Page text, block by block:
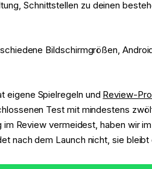
Schnittstellen zu deinen
Bildschirmgrößen,
eigene Spielregeln und Review-
Test mit mindestens
im Review vermeidest, haben wir
nach dem Launch nicht, sie bleibt